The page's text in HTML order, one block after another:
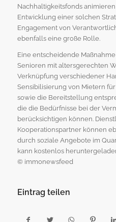
Nachhaltigkeitsfonds
Entwicklung einer solchen
Engagement von
ebenfalls eine große Rolle.
Eine entscheidende
Senioren mit altersgerechten
Verknüpfung verschiedener
Sensibilisierung von Mietern
sowie die Bereitstellung
die die Bedürfnisse bei der
berücksichtigen können.
Kooperationspartner können
durch soziale Angebote im
kann kostenlos
© immonewsfeed
Eintrag teilen